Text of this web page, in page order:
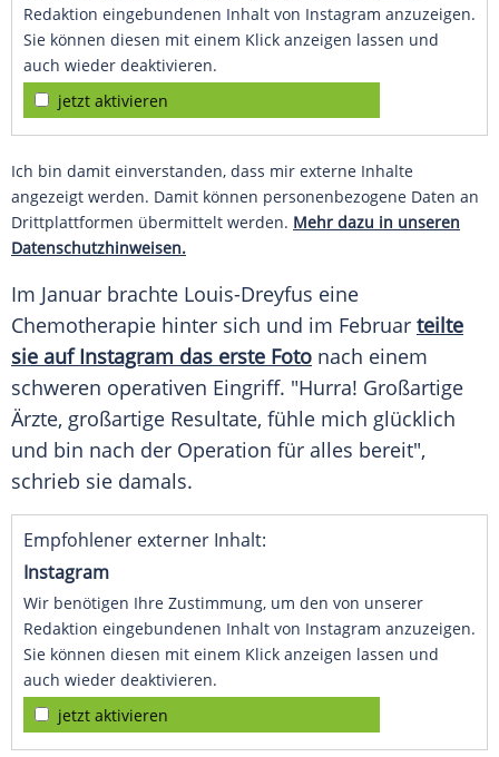
Redaktion eingebundenen Inhalt von Instagram anzuzeigen.
Sie können diesen mit einem Klick anzeigen lassen und
auch wieder deaktivieren.
jetzt aktivieren
Ich bin damit einverstanden, dass mir externe Inhalte
angezeigt werden. Damit können personenbezogene Daten an
Drittplattformen übermittelt werden. Mehr dazu in unseren
Datenschutzhinweisen.
Im Januar brachte Louis-Dreyfus eine
Chemotherapie hinter sich und im Februar teilte
sie auf Instagram das erste Foto nach einem
schweren operativen Eingriff. "Hurra! Großartige
Ärzte, großartige Resultate, fühle mich glücklich
und bin nach der Operation für alles bereit",
schrieb sie damals.
Empfohlener externer Inhalt:
Instagram
Wir benötigen Ihre Zustimmung, um den von unserer
Redaktion eingebundenen Inhalt von Instagram anzuzeigen.
Sie können diesen mit einem Klick anzeigen lassen und
auch wieder deaktivieren.
jetzt aktivieren